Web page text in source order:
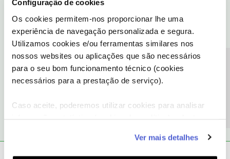
Configuração de cookies
Os cookies permitem-nos proporcionar lhe uma
experiência de navegação personalizada e segura.
Utilizamos cookies e/ou ferramentas similares nos
nossos websites ou aplicações que são necessários
para o seu bom funcionamento técnico (cookies
necessários para a prestação de serviço).
Caso aceite, poderemos utilizar cookies para analisar
funcionalidades (cookies de personalização e
funcionalidade) e adaptar anúncios aos seus interesses
Ver mais detalhes
comprometido – algo habitual – e terá de chamar os serviços
Ou pode não ser nenhum destes problemas e deve contactar
também os serviços técnicos nesse caso.